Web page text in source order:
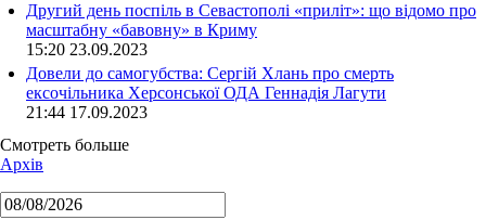
Другий день поспіль в Севастополі «приліт»: що відомо про
масштабну «бавовну» в Криму
15:20 23.09.2023
Довели до самогубства: Сергій Хлань про смерть
ексочільника Херсонської ОДА Геннадія Лагути
21:44 17.09.2023
Смотреть больше
Архів